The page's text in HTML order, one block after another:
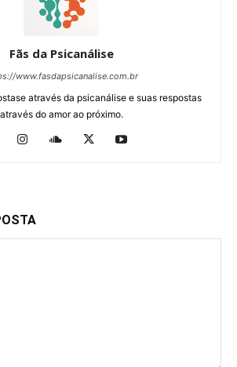
Fãs da Psicanálise
www.fasdapsicanalise.com.br
através da psicanálise e suas respostas
através do amor ao próximo.